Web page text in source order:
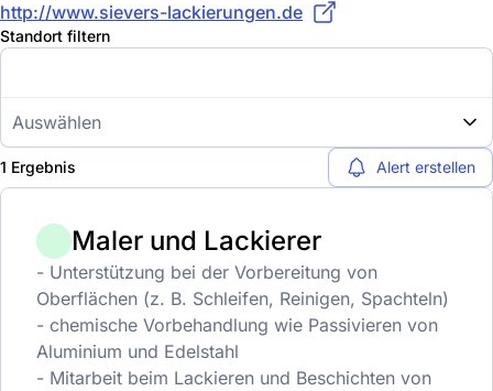
http://www.sievers-lackierungen.de
Standort filtern
Auswählen
1 Ergebnis Alert erstellen
Maler und Lackierer
- Unterstützung bei der Vorbereitung von
Oberflächen (z. B. Schleifen, Reinigen, Spachteln)
- chemische Vorbehandlung wie Passivieren von
Aluminium und Edelstahl
- Mitarbeit beim Lackieren und Beschichten von